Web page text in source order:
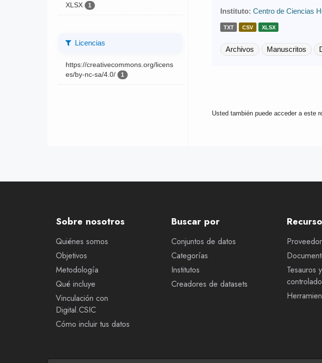
XLSX 1
Licencias
https://creativecommons.org/licens
es/by-nc-sa/4.0/
1
Instituto: Centro de Ciencias
TXT CSV XLSX
Archivos Manuscritos
Usted también puede acceder a este
Sobre nosotros
Quiénes somos
Objetivos
Metodología
Qué incluye
Vinculación con
Digital.CSIC
Cómo incluir tus datos
Buscar por
Conjuntos de datos
Categorías
Institutos
Creadores de datasets
Tesauros